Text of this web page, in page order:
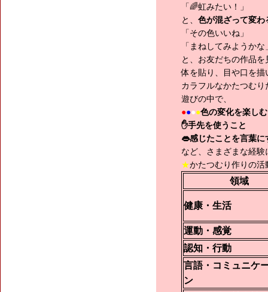
「🌈虹みたい！」
と、 色が混ざって変わ
「その色いいね」
「まねしてみようかな
と、お友だちの作品
体を貼り、目や口を描
カラフルなかたつむ
遊びの中で、
●●●●色の変化を楽し
✋手先を使うこと
👄感じたことを言葉に
など、さまざまな経
★かたつむり作りの活
領域
健康・生活
運動・感覚
認知・行動
言語・コミュニケ
ン